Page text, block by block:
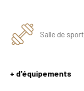
Salle de sport
+ d'équipements